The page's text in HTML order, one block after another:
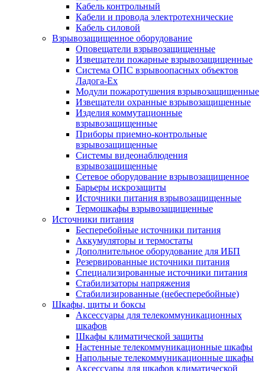
Кабель контрольный
Кабели и провода электротехнические
Кабель силовой
Взрывозащищенное оборудование
Оповещатели взрывозащищенные
Извещатели пожарные взрывозащищенные
Система ОПС взрывоопасных объектов
Ладога-Ex
Модули пожаротушения взрывозащищенные
Извещатели охранные взрывозащищенные
Изделия коммутационные
взрывозащищенные
Приборы приемно-контрольные
взрывозащищенные
Системы видеонаблюдения
взрывозащищенные
Сетевое оборудование взрывозащищенное
Барьеры искрозащиты
Источники питания взрывозащищенные
Термошкафы взрывозащищенные
Источники питания
Бесперебойные источники питания
Аккумуляторы и термостаты
Дополнительное оборудование для ИБП
Резервированные источники питания
Специализированные источники питания
Стабилизаторы напряжения
Стабилизированные (небесперебойные)
Шкафы, щиты и боксы
Аксессуары для телекоммуникационных
шкафов
Шкафы климатической защиты
Настенные телекоммуникационные шкафы
Напольные телекоммуникационные шкафы
Аксессуары для шкафов климатической